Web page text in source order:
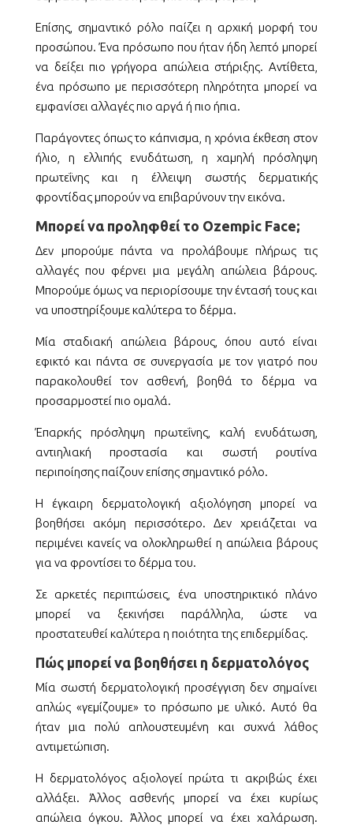
Επίσης, σημαντικό ρόλο παίζει η αρχική μορφή του
προσώπου. Ένα πρόσωπο που ήταν ήδη λεπτό μπορεί
να δείξει πιο γρήγορα απώλεια στήριξης. Αντίθετα,
ένα πρόσωπο με περισσότερη πληρότητα μπορεί να
εμφανίσει αλλαγές πιο αργά ή πιο ήπια.
Παράγοντες όπως το κάπνισμα, η χρόνια έκθεση στον
ήλιο, η ελλιπής ενυδάτωση, η χαμηλή πρόσληψη
πρωτεΐνης και η έλλειψη σωστής δερματικής
φροντίδας μπορούν να επιβαρύνουν την εικόνα.
Μπορεί να προληφθεί το Ozempic Face;
Δεν μπορούμε πάντα να προλάβουμε πλήρως τις
αλλαγές που φέρνει μια μεγάλη απώλεια βάρους.
Μπορούμε όμως να περιορίσουμε την έντασή τους και
να υποστηρίξουμε καλύτερα το δέρμα.
Μία σταδιακή απώλεια βάρους, όπου αυτό είναι
εφικτό και πάντα σε συνεργασία με τον γιατρό που
παρακολουθεί τον ασθενή, βοηθά το δέρμα να
προσαρμοστεί πιο ομαλά.
Έπαρκής πρόσληψη πρωτεΐνης, καλή ενυδάτωση,
αντιηλιακή προστασία και σωστή ρουτίνα
περιποίησης παίζουν επίσης σημαντικό ρόλο.
Η έγκαιρη δερματολογική αξιολόγηση μπορεί να
βοηθήσει ακόμη περισσότερο. Δεν χρειάζεται να
περιμένει κανείς να ολοκληρωθεί η απώλεια βάρους
για να φροντίσει το δέρμα του.
Σε αρκετές περιπτώσεις, ένα υποστηρικτικό πλάνο
μπορεί να ξεκινήσει παράλληλα, ώστε να
προστατευθεί καλύτερα η ποιότητα της επιδερμίδας.
Πώς μπορεί να βοηθήσει η δερματολόγος
Μία σωστή δερματολογική προσέγγιση δεν σημαίνει
απλώς «γεμίζουμε» το πρόσωπο με υλικό. Αυτό θα
ήταν μια πολύ απλουστευμένη και συχνά λάθος
αντιμετώπιση.
Η δερματολόγος αξιολογεί πρώτα τι ακριβώς έχει
αλλάξει. Άλλος ασθενής μπορεί να έχει κυρίως
απώλεια όγκου. Άλλος μπορεί να έχει χαλάρωση.